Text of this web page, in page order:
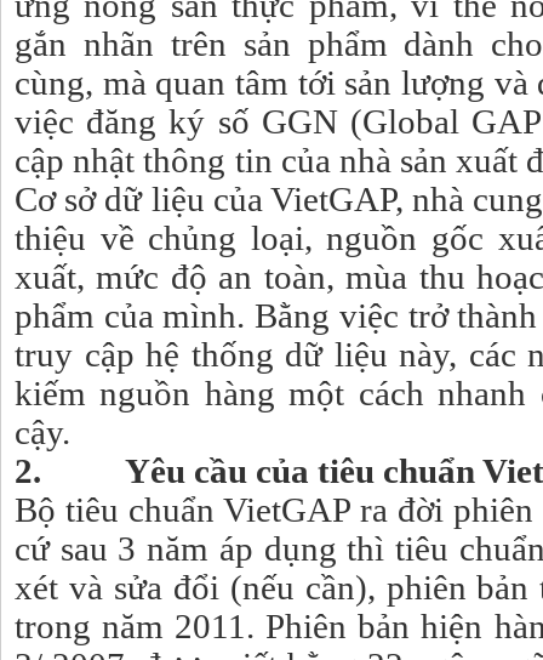
gắn nhãn trên sản phẩm dành
cùng, mà quan tâm tới sản lượng và
việc đăng ký số GGN (Global
cập nhật thông tin của nhà sản xuất
Cơ sở dữ liệu của VietGAP, nhà
thiệu về chủng loại, nguồn gốc
xuất, mức độ an toàn, mùa thu
phẩm của mình. Bằng việc trở
truy cập hệ thống dữ liệu này, các
kiếm nguồn hàng một cách
cậy.
2. Yêu cầu của tiêu chuẩn
Bộ tiêu chuẩn VietGAP ra đời
cứ sau 3 năm áp dụng thì tiêu
xét và sửa đổi (nếu cần), phiên
trong năm 2011. Phiên bản hiện